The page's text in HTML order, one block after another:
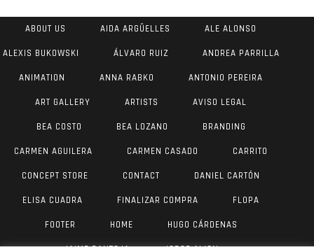
ABOUT US AIDA ARGÜELLES ALE ALONSO
ALEXIS BUKOWSKI ÁLVARO RUIZ ANDREA PARRILLA
ANIMATION ANNA RABKO ANTONIO PEREIRA
ART GALLERY ARTISTS AVISO LEGAL
BEA COSTO BEA LOZANO BRANDING
CARMEN AGUILERA CARMEN CASADO CARRITO
CONCEPT STORE CONTACT DANIEL CARTÓN
ELISA CUADRA FINALIZAR COMPRA FLOPA
FOOTER HOME HUGO CÁRDENAS
JAIME PANTOJA JORGE AIJON